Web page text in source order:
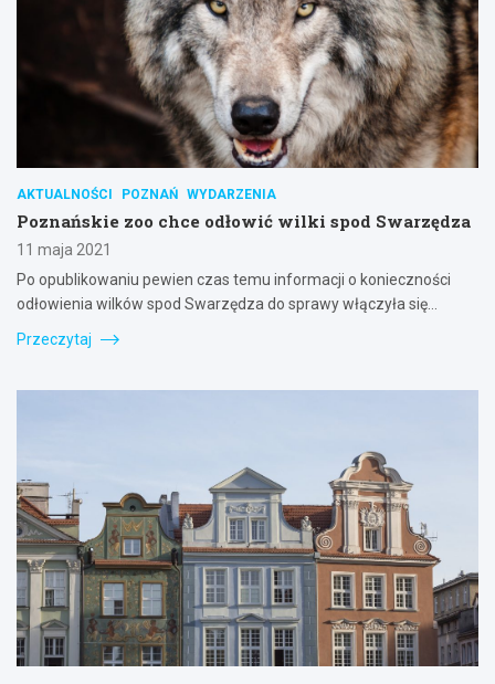
AKTUALNOŚCI POZNAŃ WYDARZENIA
Poznańskie zoo chce odłowić wilki spod Swarzędza
11 maja 2021
Po opublikowaniu pewien czas temu informacji o konieczności
odłowienia wilków spod Swarzędza do sprawy włączyła się…
Przeczytaj